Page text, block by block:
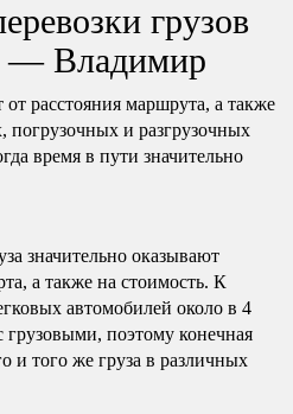
грузов
— Владимир
расстояния маршрута, а также
погрузочных и разгрузочных
время в пути значительно
значительно оказывают
а также на стоимость. К
автомобилей около в 4
поэтому конечная
и того же груза в различных